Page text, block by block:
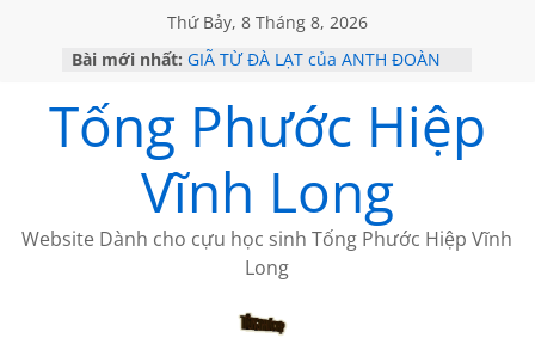
Thứ Bảy, 8 Tháng 8, 2026
Bài mới nhất: GIÃ TỪ ĐÀ LẠT của ANTH ĐOÀN
KHÔNG ĐỀ 20 CỦA THÁI LÃO
KHÔNG ĐỀ 19 CỦA THÁI LÃO
CHÙM THƠ CỦA BÍCH HÀ
Tống Phước Hiệp
Vĩnh Long
Website Dành cho cựu học sinh Tống Phước Hiệp Vĩnh
Long